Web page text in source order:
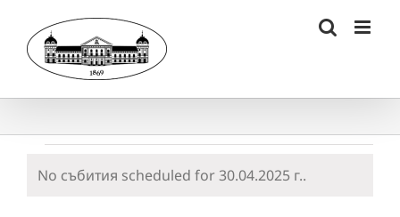
content
Събития
Notice
No събития scheduled for 30.04.2025 г..